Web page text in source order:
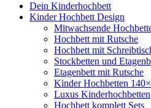
Dein Kinderhochbett
Kinder Hochbett Design
Mitwachsende
Hochbett mit Rutsche
Hochbett mit
Stockbetten und
Etagenbett mit Rutsche
Kinder Hochbetten
Luxus Kinderhochbetten
Hochbett komplett Sets